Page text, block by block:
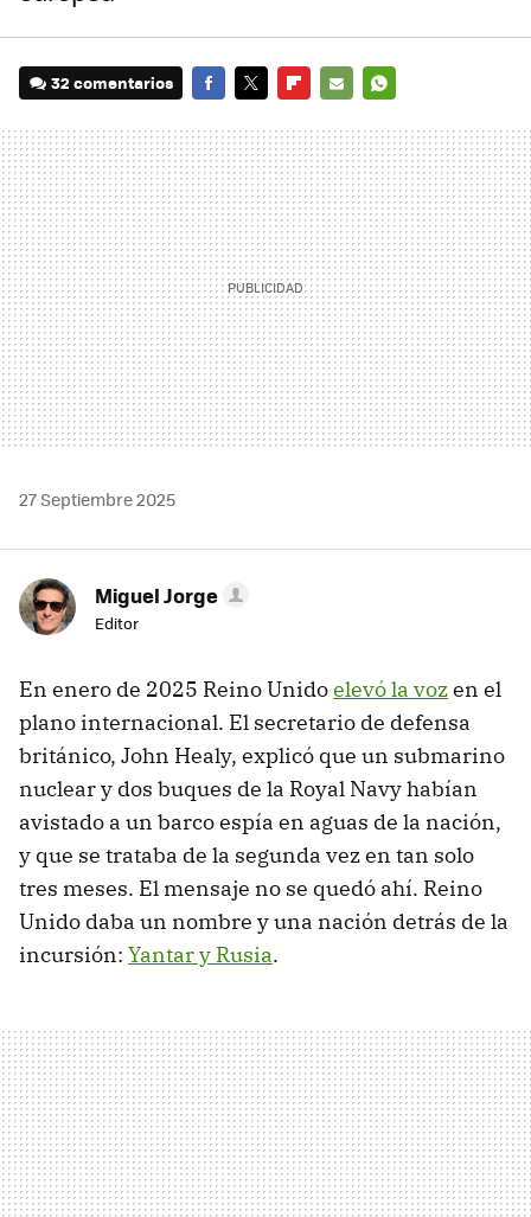
32 comentarios
MAIL
27 Septiembre 2025
Miguel Jorge
Editor
En enero de 2025 Reino Unidoelevó la vozen el
plano internacional. El secretario de defensa
británico, John Healy, explicó que un submarino
nuclear y dos buques de la Royal Navy habían
avistado a un barco espía en aguas de la nación,
y que se trataba de la segunda vez en tan solo
tres meses. El mensaje no se quedó ahí. Reino
Unido daba un nombre y una nación detrás de la
incursión: Yantar y Rusia.